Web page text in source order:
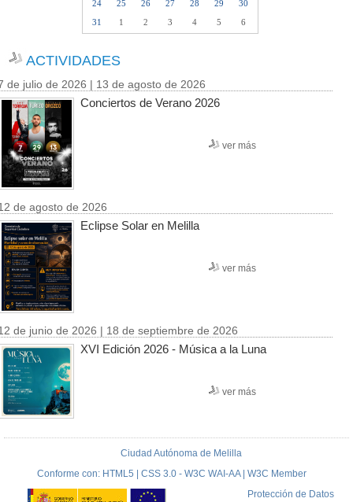
24
25 26 27 28 29
30
31
1 2 3 4 5 6
ACTIVIDADES
de julio de 2026 | 13 de agosto de 2026
Conciertos de Verano 2026
ver más
de agosto de 2026
Eclipse Solar en Melilla
ver más
de junio de 2026 | 18 de septiembre de 2026
XVI Edición 2026 - Música a la Luna
ver más
Ciudad Autónoma de Melilla
Conforme con: HTML5 | CSS 3.0 - W3C WAI-AA | W3C Member
Protección de Datos